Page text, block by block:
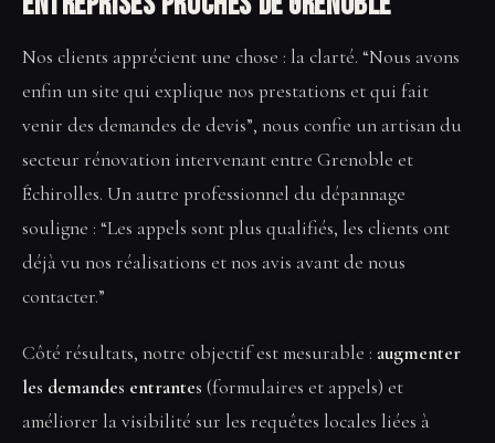
Nos clients apprécient une chose : la clarté. “Nous avons
enfin un site qui explique nos prestations et qui fait
venir des demandes de devis”, nous confie un artisan du
secteur rénovation intervenant entre Grenoble et
Échirolles. Un autre professionnel du dépannage
souligne : “Les appels sont plus qualifiés, les clients ont
déjà vu nos réalisations et nos avis avant de nous
contacter.”
Côté résultats, notre objectif est mesurable : augmenter
les demandes entrantes (formulaires et appels) et
améliorer la visibilité sur les requêtes locales liées à